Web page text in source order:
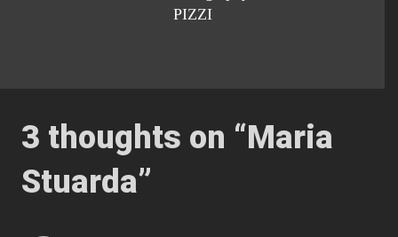
PIZZI
3 thoughts on “Maria
Stuarda”